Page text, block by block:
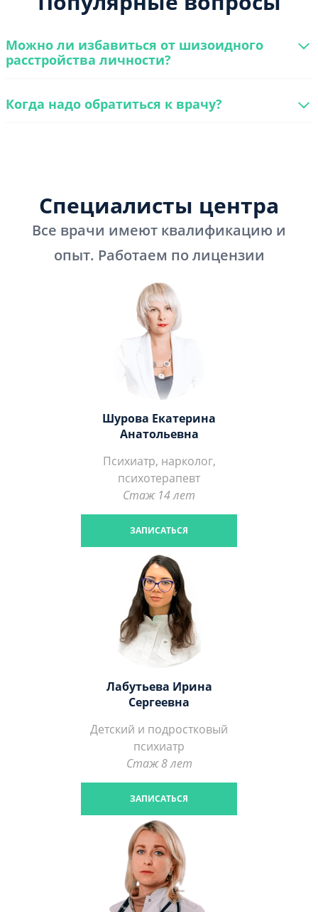
Можно ли избавиться от шизоидного
расстройства личности?
Когда надо обратиться к врачу?
Специалисты центра
Все врачи имеют квалификацию и
опыт. Работаем по лицензии
Шурова Екатерина
Анатольевна
Психиатр, нарколог,
психотерапевт
Стаж 14 лет
ЗАПИСАТЬСЯ
Лабутьева Ирина
Сергеевна
Детский и подростковый
психиатр
Стаж 8 лет
ЗАПИСАТЬСЯ